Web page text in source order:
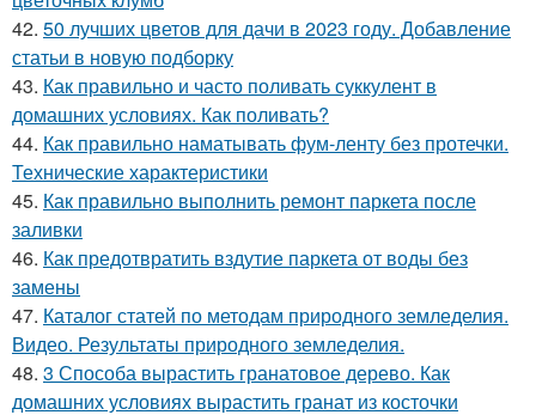
42. 50 лучших цветов для дачи в 2023 году. Добавление
статьи в новую подборку
43. Как правильно и часто поливать суккулент в
домашних условиях. Как поливать?
44. Как правильно наматывать фум-ленту без протечки.
Технические характеристики
45. Как правильно выполнить ремонт паркета после
заливки
46. Как предотвратить вздутие паркета от воды без
замены
47. Каталог статей по методам природного земледелия.
Видео. Результаты природного земледелия.
48. 3 Способа вырастить гранатовое дерево. Как
домашних условиях вырастить гранат из косточки